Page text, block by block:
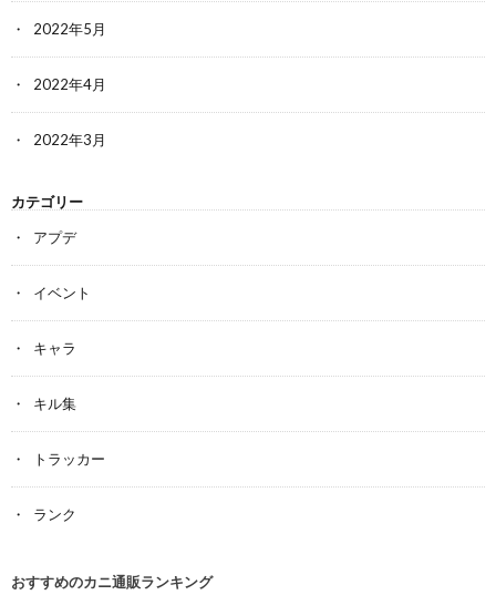
2022年5月
2022年4月
2022年3月
カテゴリー
アプデ
イベント
キャラ
キル集
トラッカー
ランク
おすすめのカニ通販ランキング